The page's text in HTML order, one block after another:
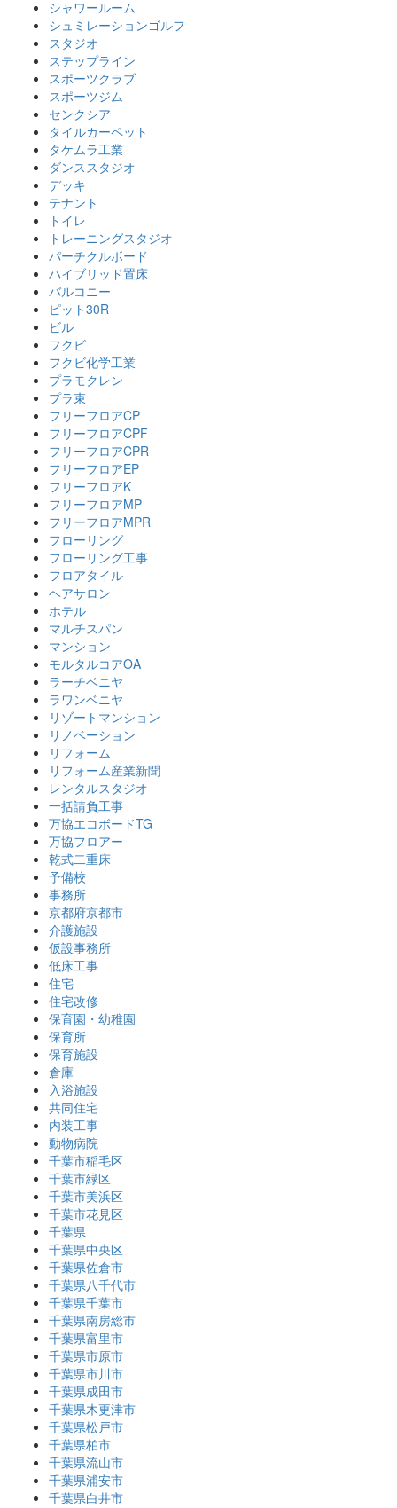
シャワールーム
シュミレーションゴルフ
スタジオ
ステップライン
スポーツクラブ
スポーツジム
センクシア
タイルカーペット
タケムラ工業
ダンススタジオ
デッキ
テナント
トイレ
トレーニングスタジオ
パーチクルボード
ハイブリッド置床
バルコニー
ピット30R
ビル
フクビ
フクビ化学工業
プラモクレン
プラ束
フリーフロアCP
フリーフロアCPF
フリーフロアCPR
フリーフロアEP
フリーフロアK
フリーフロアMP
フリーフロアMPR
フローリング
フローリング工事
フロアタイル
ヘアサロン
ホテル
マルチスパン
マンション
モルタルコアOA
ラーチベニヤ
ラワンベニヤ
リゾートマンション
リノベーション
リフォーム
リフォーム産業新聞
レンタルスタジオ
一括請負工事
万協エコボードTG
万協フロアー
乾式二重床
予備校
事務所
京都府京都市
介護施設
仮設事務所
低床工事
住宅
住宅改修
保育園・幼稚園
保育所
保育施設
倉庫
入浴施設
共同住宅
内装工事
動物病院
千葉市稲毛区
千葉市緑区
千葉市美浜区
千葉市花見区
千葉県
千葉県中央区
千葉県佐倉市
千葉県八千代市
千葉県千葉市
千葉県南房総市
千葉県富里市
千葉県市原市
千葉県市川市
千葉県成田市
千葉県木更津市
千葉県松戸市
千葉県柏市
千葉県流山市
千葉県浦安市
千葉県白井市